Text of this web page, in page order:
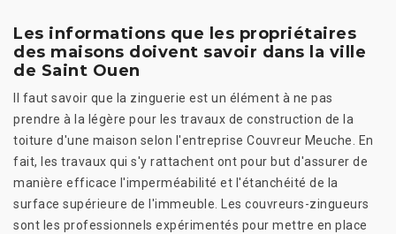
Les informations que les propriétaires
des maisons doivent savoir dans la ville
de Saint Ouen
Il faut savoir que la zinguerie est un élément à ne pas
prendre à la légère pour les travaux de construction de la
toiture d'une maison selon l'entreprise Couvreur Meuche. En
fait, les travaux qui s'y rattachent ont pour but d'assurer de
manière efficace l'imperméabilité et l'étanchéité de la
surface supérieure de l'immeuble. Les couvreurs-zingueurs
sont les professionnels expérimentés pour mettre en place